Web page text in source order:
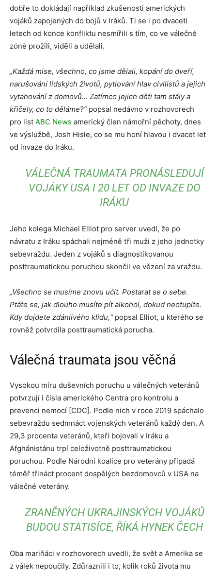
dobře to dokládají například zkušenosti amerických
vojáků zapojených do bojů v Iráků. Ti se i po dvaceti
letech od konce konfliktu nesmířili s tím, co ve válečné
zóně prožili, viděli a udělali.
„Každá mise, všechno, co jsme dělali, kopání do dveří,
narušování lidských životů, pytlování hlav civilistů a jejich
vytahování z domovů… Zatímco jejich děti tam stály a
křičely, co to děláme?“popsal nedávno v rozhovorech
pro list ABC News americký člen námořní pěchoty, dnes
ve výslužbě, Josh Hisle, co se mu honí hlavou i dvacet let
od invaze do Iráku.
VÁLEČNÁ TRAUMATA PRONÁSLEDUJÍ
VOJÁKY USA I 20 LET OD INVAZE DO
IRÁKU
Jeho kolega Michael Elliot pro server uvedl, že po
návratu z Iráku spáchali nejméně tři muži z jeho jednotky
sebevraždu. Jeden z vojáků s diagnostikovanou
posttraumatickou poruchou skončil ve vězení za vraždu.
„Všechno se musíme znovu učit. Postarat se o sebe.
Ptáte se, jak dlouho musíte pít alkohol, dokud neotupíte.
Kdy dojdete zdánlivého klidu,“popsal Elliot, u kterého se
rovněž potvrdila posttraumatická porucha.
Válečná traumata jsou věčná
Vysokou míru duševních poruchu u válečných veteránů
potvrzují i čísla amerického Centra pro kontrolu a
prevenci nemocí [CDC]. Podle nich v roce 2019 spáchalo
sebevraždu sedmnáct vojenských veteránů každý den. A
29,3 procenta veteránů, kteří bojovali v Iráku a
Afghánistánu trpí celoživotně posttraumatickou
poruchou. Podle Národní koalice pro veterány připadá
téměř třináct procent dospělých bezdomovců v USA na
válečné veterány.
ZRANĚNÝCH UKRAJINSKÝCH VOJÁKŮ
BUDOU STATISÍCE, ŘÍKÁ HYNEK ČECH
Oba mariňáci v rozhovorech uvedli, že svět a Amerika se
z válek nepoučily. Zdůraznili i to, kolik roků života mu